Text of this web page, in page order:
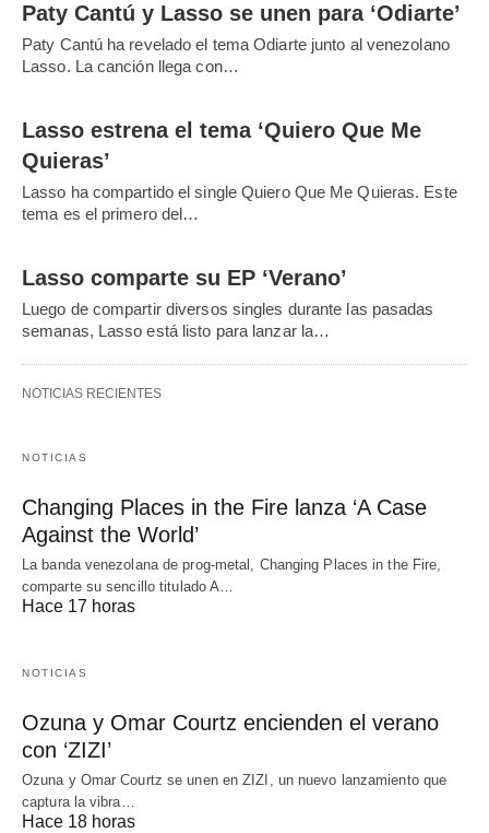
Paty Cantú y Lasso se unen para ‘Odiarte’
Paty Cantú ha revelado el tema Odiarte junto al venezolano
Lasso. La canción llega con…
Lasso estrena el tema ‘Quiero Que Me
Quieras’
Lasso ha compartido el single Quiero Que Me Quieras. Este
tema es el primero del…
Lasso comparte su EP ‘Verano’
Luego de compartir diversos singles durante las pasadas
semanas, Lasso está listo para lanzar la…
NOTICIAS RECIENTES
NOTICIAS
Changing Places in the Fire lanza ‘A Case
Against the World’
La banda venezolana de prog-metal, Changing Places in the Fire,
comparte su sencillo titulado A…
Hace 17 horas
NOTICIAS
Ozuna y Omar Courtz encienden el verano
con ‘ZIZI’
Ozuna y Omar Courtz se unen en ZIZI, un nuevo lanzamiento que
captura la vibra…
Hace 18 horas